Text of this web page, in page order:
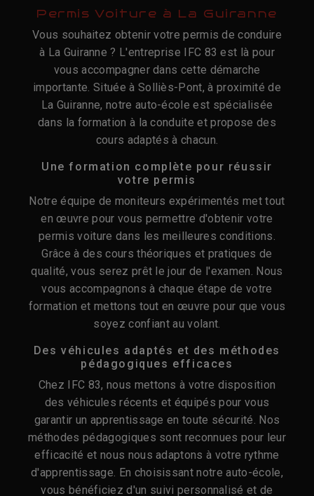
Permis Voiture à La Guiranne
Vous souhaitez obtenir votre permis de conduire
à La Guiranne ? L'entreprise IFC 83 est là pour
vous accompagner dans cette démarche
importante. Située à Solliès-Pont, à proximité de
La Guiranne, notre auto-école est spécialisée
dans la formation à la conduite et propose des
cours adaptés à chacun.
Une formation complète pour réussir
votre permis
Notre équipe de moniteurs expérimentés met tout
en œuvre pour vous permettre d'obtenir votre
permis voiture dans les meilleures conditions.
Grâce à des cours théoriques et pratiques de
qualité, vous serez prêt le jour de l'examen. Nous
vous accompagnons à chaque étape de votre
formation et mettons tout en œuvre pour que vous
soyez confiant au volant.
Des véhicules adaptés et des méthodes
pédagogiques efficaces
Chez IFC 83, nous mettons à votre disposition
des véhicules récents et équipés pour vous
garantir un apprentissage en toute sécurité. Nos
méthodes pédagogiques sont reconnues pour leur
efficacité et nous nous adaptons à votre rythme
d'apprentissage. En choisissant notre auto-école,
vous bénéficiez d'un suivi personnalisé et de